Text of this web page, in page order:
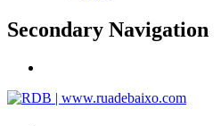
Secondary Navigation